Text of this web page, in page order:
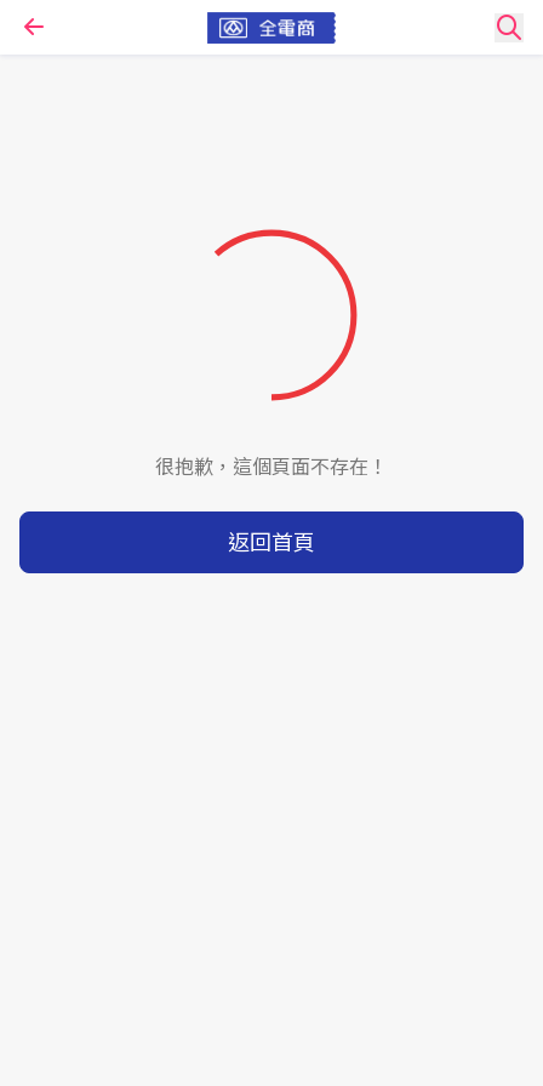
很抱歉，這個頁面不存在！
返回首頁